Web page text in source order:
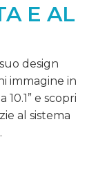
E AL
design
immagine in
e scopri
al sistema